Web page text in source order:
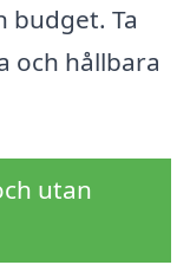
budget. Ta
och hållbara
utan